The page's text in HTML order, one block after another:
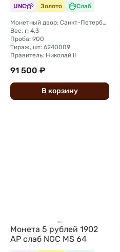
UNC Золото Слаб
Монетный двор: Санкт-Петербургский монетный двор
Вес, г: 4,3
Проба: 900
Тираж, шт: 6240009
Правитель: Николай II
91 500 ₽
В корзину
Монета 5 рублей 1902
АР слаб NGC MS 64